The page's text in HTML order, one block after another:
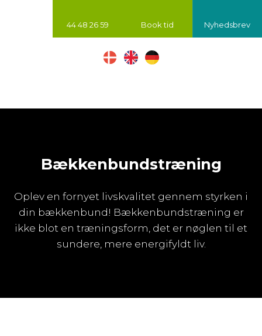
44 48 26 59 Book tid Nyhedsbrev
Bækkenbundstræning
Oplev en fornyet livskvalitet gennem styrken i
din bækkenbund! Bækkenbundstræning er
ikke blot en træningsform, det er nøglen til et
sundere, mere energifyldt liv.